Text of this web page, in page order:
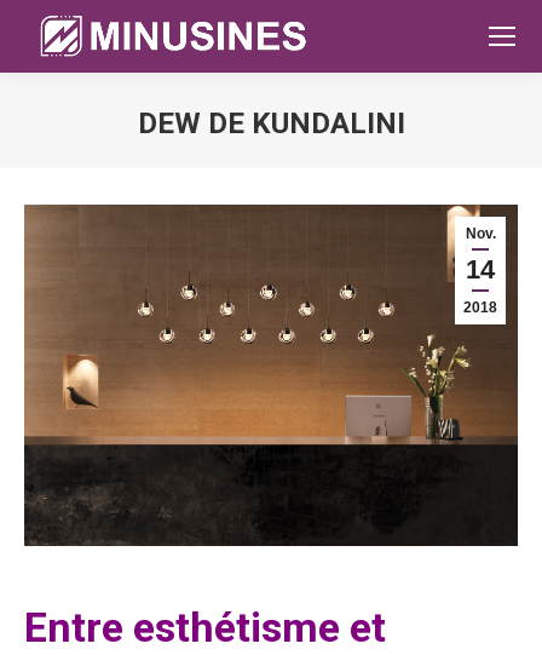
DEW DE KUNDALINI
Nov.
14
2018
Entre esthétisme et